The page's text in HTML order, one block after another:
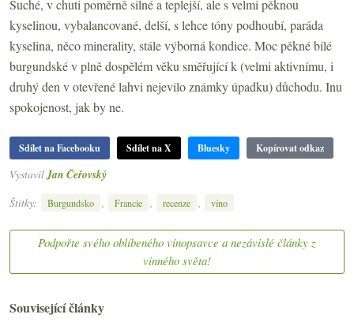
Suché, v chuti poměrně silné a teplejší, ale s velmi pěknou
kyselinou, vybalancované, delší, s lehce tóny podhoubí, paráda
kyselina, něco minerality, stále výborná kondice. Moc pěkné bílé
burgundské v plně dospělém věku směřující k (velmi aktivnímu, i
druhý den v otevřené lahvi nejevilo známky úpadku) důchodu. Inu
spokojenost, jak by ne.
Sdílet na Facebooku Sdílet na X Bluesky Kopírovat odkaz
Vystavil Jan Čeřovský
Štítky:
Burgundsko , Francie , recenze , víno
Podpořte svého oblíbeného vínopsavce a nezávislé články z
vinného světa!
Související články